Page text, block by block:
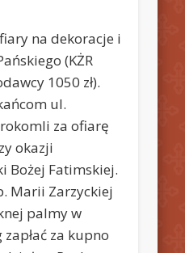
na dekoracje i
(KŻR
1050 zł).
ul.
za ofiarę
okazji
Bożej Fatimskiej.
Marii Zarzyckiej
palmy w
za kupno